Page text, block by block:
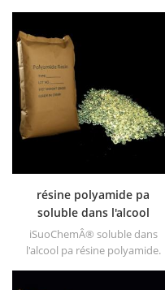
absorption UV, convient aux
ordinateurs, animaux de
compagnie, pom, polyamides,
ppe, fibres thermoplastiques
pu et pu, etc.
résine polyamide pa
soluble dans l'alcool
iSuoChemÂ® soluble dans
l'alcool pa résine polyamide.